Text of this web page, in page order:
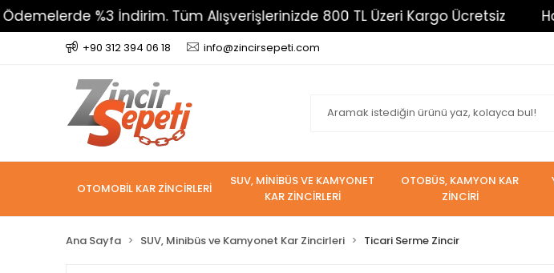
%3 İndirim. Tüm Alışverişlerinizde 800 TL Üzeri Kargo Ücretsiz Havale
+90 312 394 06 18 info@zincirsepeti.com
OTOMOBİL KAR ZİNCİRLERİ
SUV, MİNİBÜS VE KAMYONET
KAR ZİNCİRLERİ
OTOBÜS, KAMYON KAR
ZİNCİRİ
Ana Sayfa SUV, Minibüs ve Kamyonet Kar Zincirleri Ticari Serme Zincir